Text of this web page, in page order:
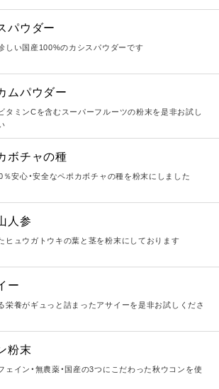
パウダー
しい国産100%のカシスパウダーです
ムパウダー
タミンCを含むスーパーフルーツの粉末を是非お試し
ボチャの種
％安心・安全なペポカボチャの種を粉末にしました
人参
ヒュウガトウキの葉と茎を粉末にしております
ー
栄養がギュっと詰まったアサイーを是非お試しくださ
粉末
ェイン・無農薬・国産の3つにこだわった秋ウコンを使